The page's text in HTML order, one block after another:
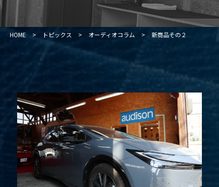
HOME > トピックス > オーディオコラム > 新商品その２